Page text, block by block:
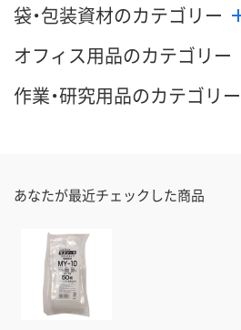
袋・包装資材のカテゴリー
オフィス用品のカテゴリー
作業・研究用品のカテゴリー
あなたが最近チェックした商品